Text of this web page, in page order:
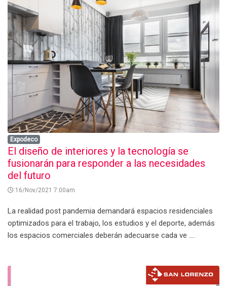
Expodeco
El diseño de interiores y la tecnología se
fusionarán para responder a las necesidades
del futuro
:16/Nov/2021 7:00am
La realidad post pandemia demandará espacios residenciales
optimizados para el trabajo, los estudios y el deporte, además
los espacios comerciales deberán adecuarse cada ve ....